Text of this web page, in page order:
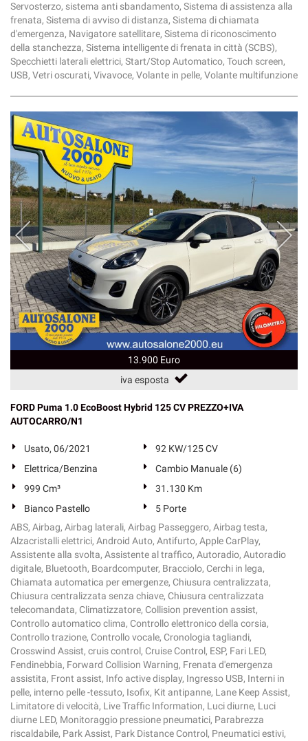
Servosterzo, sistema anti sbandamento, Sistema di assistenza alla
frenata, Sistema di avviso di distanza, Sistema di chiamata
d'emergenza, Navigatore satellitare, Sistema di riconoscimento
della stanchezza, Sistema intelligente di frenata in città (SCBS),
Specchietti laterali elettrici, Start/Stop Automatico, Touch screen,
USB, Vetri oscurati, Vivavoce, Volante in pelle, Volante multifunzione
13.900 Euro
iva esposta
FORD Puma 1.0 EcoBoost Hybrid 125 CV PREZZO+IVA
AUTOCARRO/N1
Usato, 06/2021
92 KW/125 CV
Elettrica/Benzina
Cambio Manuale (6)
999 Cm³
31.130 Km
Bianco Pastello
5 Porte
ABS, Airbag, Airbag laterali, Airbag Passeggero, Airbag testa,
Alzacristalli elettrici, Android Auto, Antifurto, Apple CarPlay,
Assistente alla svolta, Assistente al traffico, Autoradio, Autoradio
digitale, Bluetooth, Boardcomputer, Bracciolo, Cerchi in lega,
Chiamata automatica per emergenze, Chiusura centralizzata,
Chiusura centralizzata senza chiave, Chiusura centralizzata
telecomandata, Climatizzatore, Collision prevention assist,
Controllo automatico clima, Controllo elettronico della corsia,
Controllo trazione, Controllo vocale, Cronologia tagliandi,
Crosswind Assist, cruis control, Cruise Control, ESP, Fari LED,
Fendinebbia, Forward Collision Warning, Frenata d'emergenza
assistita, Front assist, Info active display, Ingresso USB, Interni in
pelle, interno pelle -tessuto, Isofix, Kit antipanne, Lane Keep Assist,
Limitatore di velocità, Live Traffic Information, Luci diurne, Luci
diurne LED, Monitoraggio pressione pneumatici, Parabrezza
riscaldabile, Park Assist, Park Distance Control, Pneumatici estivi,